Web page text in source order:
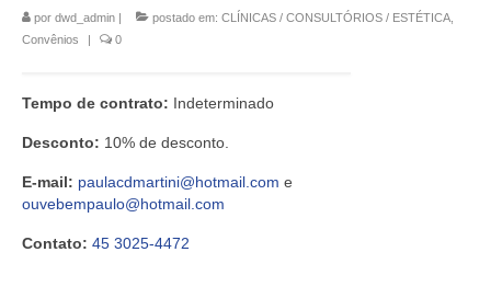
por dwd_admin | postado em: CLÍNICAS / CONSULTÓRIOS / ESTÉTICA
Convênios
| 0
Tempo de contrato: Indeterminado
Desconto: 10% de desconto.
E-mail: paulacdmartini@hotmail.com e
ouvebempaulo@hotmail.com
Contato: 45 3025-4472